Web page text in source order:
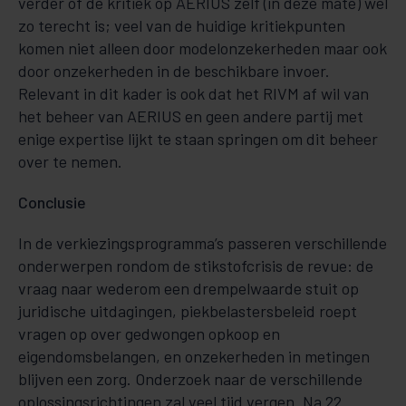
zo terecht is; veel van de huidige kritiekpunten
komen niet alleen door modelonzekerheden maar ook
door onzekerheden in de beschikbare invoer.
Relevant in dit kader is ook dat het RIVM af wil van
het beheer van AERIUS en geen andere partij met
enige expertise lijkt te staan springen om dit beheer
over te nemen.
Conclusie
In de verkiezingsprogramma’s passeren verschillende
onderwerpen rondom de stikstofcrisis de revue: de
vraag naar wederom een drempelwaarde stuit op
juridische uitdagingen, piekbelastersbeleid roept
vragen op over gedwongen opkoop en
eigendomsbelangen, en onzekerheden in metingen
blijven een zorg. Onderzoek naar de verschillende
oplossingsrichtingen zal veel tijd vergen. Na 22